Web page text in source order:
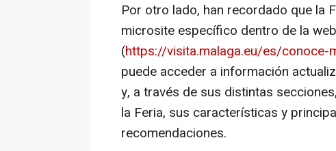
Por otro lado, han recordado que la
microsite específico dentro de la
(https://visita.malaga.eu/es/
puede acceder a información
y, a través de sus distintas
la Feria, sus características y
recomendaciones.